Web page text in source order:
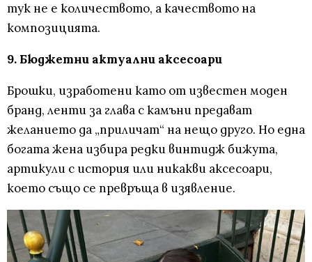
тук не е количеството, а качеството на
композицията.
9. Бюджетни актуални аксесоари
Брошки, изработени като от известен моден
бранд, ленти за глава с камъни предават
желанието да „приличат“ на нещо друго. Но една
богата жена избира редки винтидж бижута,
артикули с история или никакви аксесоари,
което също се превръща в изявление.